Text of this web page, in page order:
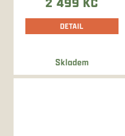
Skladem
DETAIL